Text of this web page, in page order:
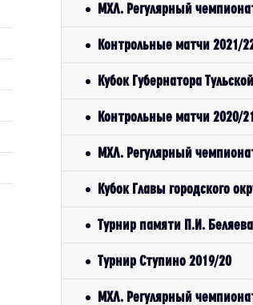
МХЛ. Регулярный
Контрольные матчи 2021/
Кубок Губернатора
Контрольные матчи 2020/21
МХЛ. Регулярный
Кубок Главы городского
Турнир памяти П.И.
Турнир Ступино 2019/20
МХЛ. Регулярный